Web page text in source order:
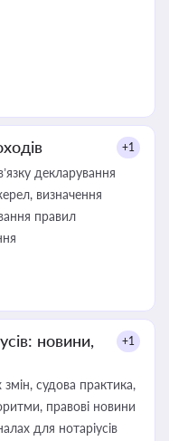
+1
декларування
визначення
правил
новини,
+1
судова практика,
правові новини
для нотаріусів